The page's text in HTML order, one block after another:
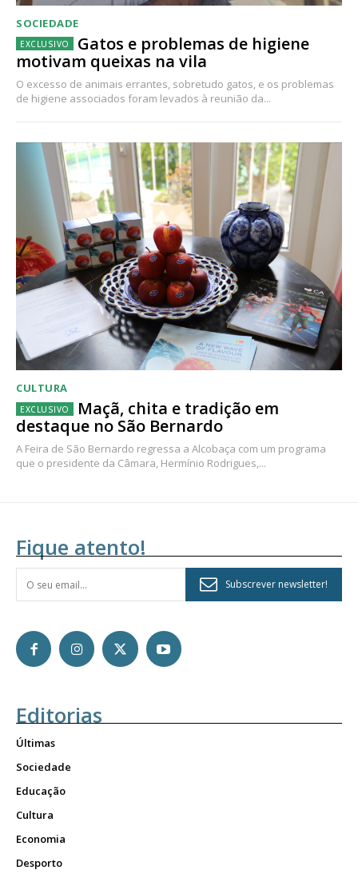
SOCIEDADE
Gatos e problemas de higiene
motivam queixas na vila
O excesso de animais errantes, sobretudo gatos, e os problemas
de higiene associados foram levados à reunião da...
CULTURA
Maçã, chita e tradição em
destaque no São Bernardo
A Feira de São Bernardo regressa a Alcobaça com um programa
que o presidente da Câmara, Hermínio Rodrigues,...
Fique atento!
Subscrever newsletter!
Editorias
Últimas
Sociedade
Educação
Cultura
Economia
Desporto